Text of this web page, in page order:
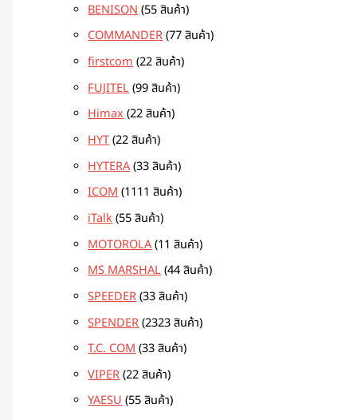
BENISON 55 สินค้า
COMMANDER 77 สินค้า
firstcom 22 สินค้า
FUJITEL 99 สินค้า
Himax 22 สินค้า
HYT 22 สินค้า
HYTERA 33 สินค้า
ICOM 1111 สินค้า
iTalk 55 สินค้า
MOTOROLA 11 สินค้า
MS MARSHAL 44 สินค้า
SPEEDER 33 สินค้า
SPENDER 2323 สินค้า
T.C. COM 33 สินค้า
VIPER 22 สินค้า
YAESU 55 สินค้า